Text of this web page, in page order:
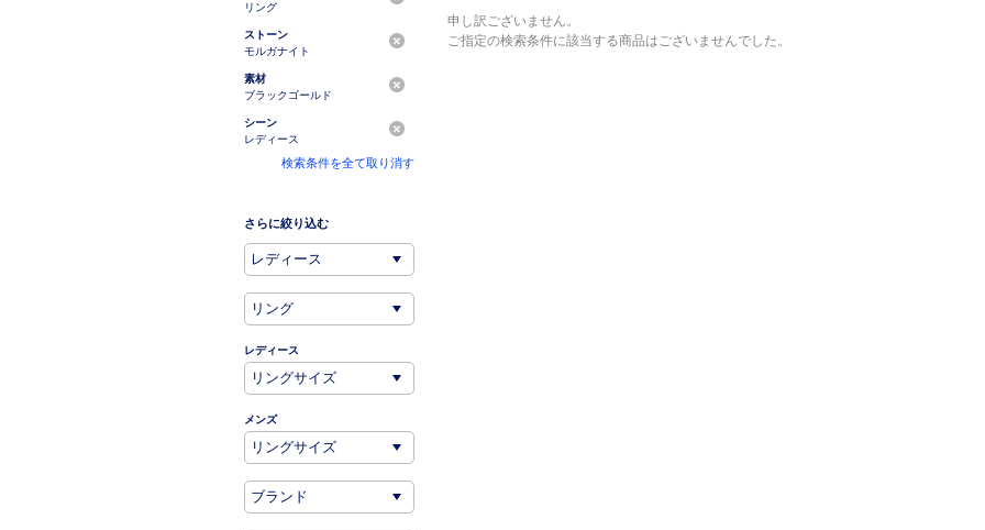
申し訳ございません。
ご指定の検索条件に該当する商品はございませんでした。
リング
ストーン
モルガナイト
素材
ブラックゴールド
シーン
レディース
検索条件を全て取り消す
さらに絞り込む
レディース
メンズ